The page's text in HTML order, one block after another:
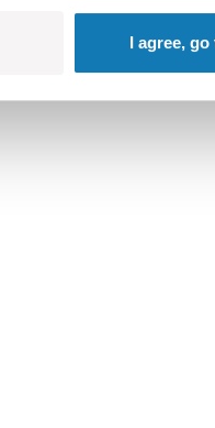
I agree,